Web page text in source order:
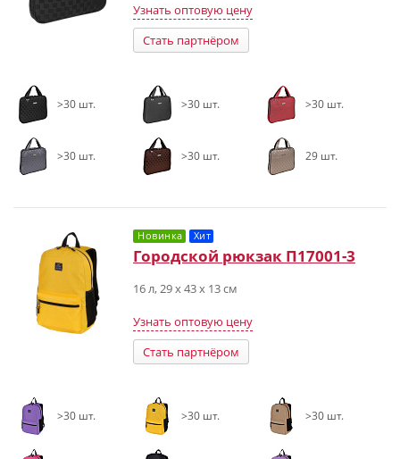
Узнать оптовую цену
Стать партнёром
>30 шт. >30 шт. >30 шт.
>30 шт. >30 шт. 29 шт.
Новинка Хит
Городской рюкзак П17001-3
16 л, 29 x 43 x 13 см
Узнать оптовую цену
Стать партнёром
>30 шт. >30 шт. >30 шт.